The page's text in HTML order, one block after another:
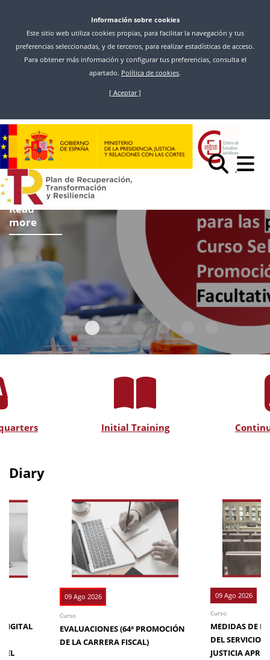
main
Información sobre cookies
Este sitio web utiliza cookies propias, para facilitar la navegación y tus
preferencias seleccionadas, y de terceros, para realizar estadísticas de acceso.
Para obtener más información y configurar tus preferencias, consulta el
apartado. Política de cookies.
[ Aceptar ]
Read
more
Initial Training
Diary
DIGITAL
EL
09 Ago 2026
Curso
EVALUACIONES (64ª PROMOCIÓN
DE LA CARRERA FISCAL)
09 Ago 2026
Curso
MEDIDAS DE
DEL SERVICIO
JUSTICIA